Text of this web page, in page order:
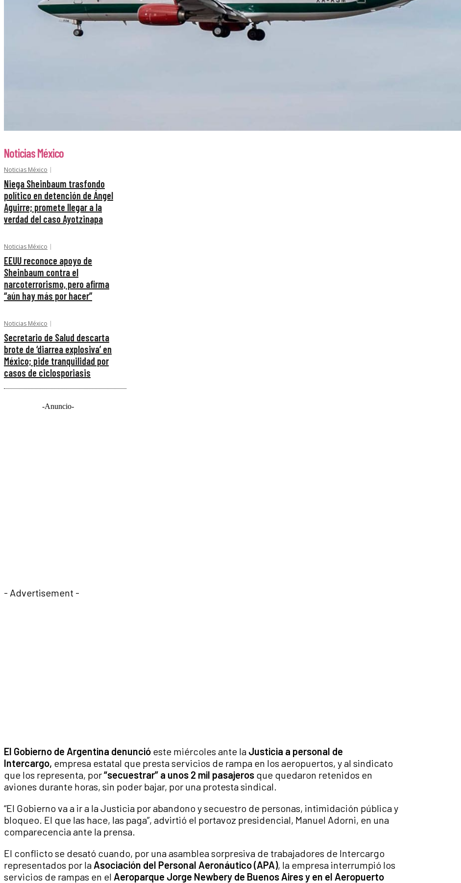
Noticias México
Noticias México
Niega Sheinbaum trasfondo
político en detención de Ángel
Aguirre; promete llegar a la
verdad del caso Ayotzinapa
Noticias México
EEUU reconoce apoyo de
Sheinbaum contra el
narcoterrorismo, pero afirma
“aún hay más por hacer”
Noticias México
Secretario de Salud descarta
brote de ‘diarrea explosiva’ en
México; pide tranquilidad por
casos de ciclosporiasis
-Anuncio-
- Advertisement -
El Gobierno de Argentina denunció este miércoles ante la Justicia a personal de
Intercargo, empresa estatal que presta servicios de rampa en los aeropuertos, y al sindicato
que los representa, por“secuestrar” a unos 2 mil pasajeros que quedaron retenidos en
aviones durante horas, sin poder bajar, por una protesta sindical.
“El Gobierno va a ir a la Justicia por abandono y secuestro de personas, intimidación pública y
bloqueo. El que las hace, las paga”, advirtió el portavoz presidencial, Manuel Adorni, en una
comparecencia ante la prensa.
El conflicto se desató cuando, por una asamblea sorpresiva de trabajadores de Intercargo
representados por la Asociación del Personal Aeronáutico (APA), la empresa interrumpió los
servicios de rampas en el Aeroparque Jorge Newbery de Buenos Aires y en el Aeropuerto